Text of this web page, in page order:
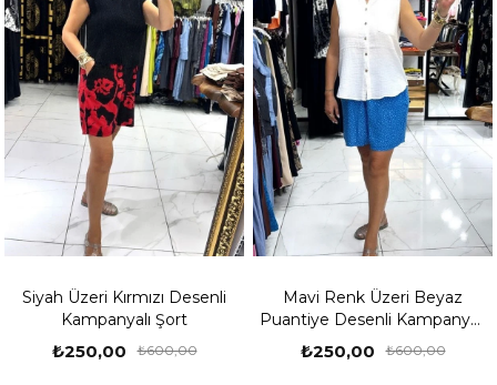
Siyah Üzeri Kırmızı Desenli
Kampanyalı Şort
₺250,00 ₺600,00
Mavi Renk Üzeri Beyaz
Puantiye Desenli Kampanyalı
Şort
₺250,00 ₺600,00